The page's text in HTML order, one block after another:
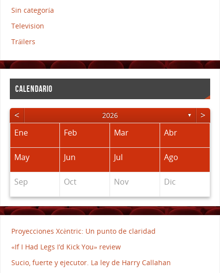
Sin categoría
Television
Tráilers
CALENDARIO
< 2026 ▼ >
Ene Feb Mar Abr
May Jun Jul Ago
Sep Oct Nov Dic
Proyecciones Xcèntric: Un punto de claridad
«If I Had Legs I’d Kick You» review
Sucio, fuerte y ejecutor. La ley de Harry Callahan